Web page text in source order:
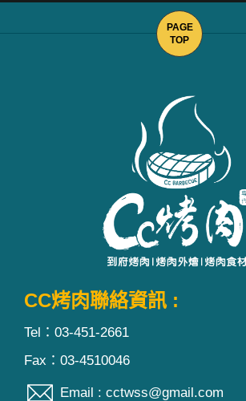
CC烤肉聯絡資訊 :
Tel：03-451-2661
Fax：03-4510046
Email : cctwss@gmail.com